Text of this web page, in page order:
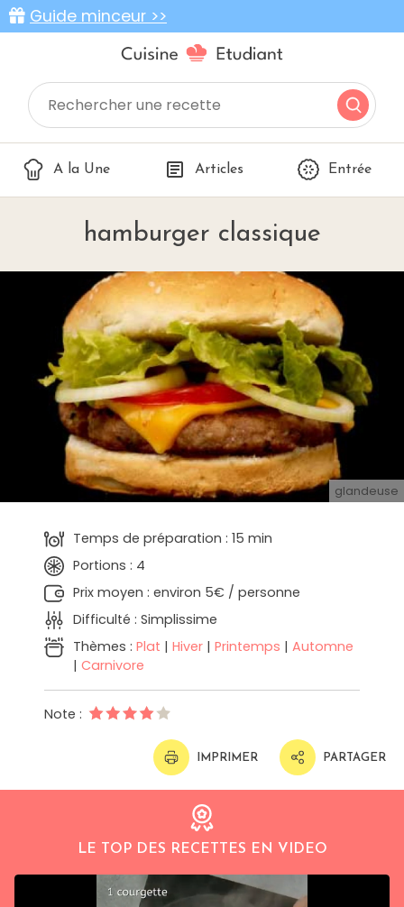
Guide minceur >>
A la Une Articles Entrée
hamburger classique
glandeuse
Temps de préparation : 15 min
Portions : 4
Prix moyen : environ 5€ / personne
Difficulté : Simplissime
Thèmes : Plat | Hiver | Printemps | Automne
| Carnivore
Note :
IMPRIMER PARTAGER
LE TOP DES RECETTES EN VIDEO